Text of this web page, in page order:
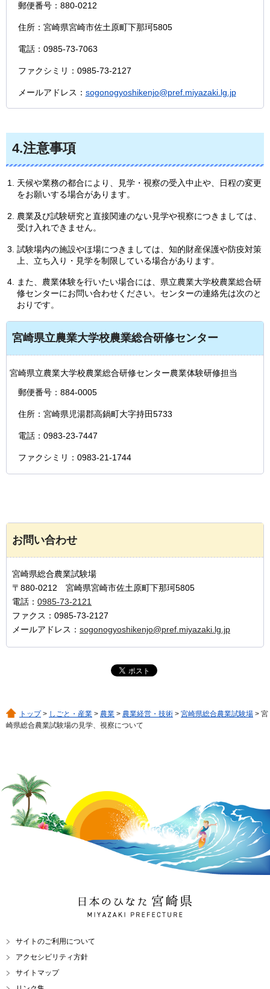
郵便番号：880-0212
住所：宮崎県宮崎市佐土原町下那珂5805
電話：0985-73-7063
ファクシミリ：0985-73-2127
メールアドレス： sogonogyoshikenjo@pref.miyazaki.lg.jp
4.注意事項
天候や業務の都合により、見学・視察の受入中止や、日程の変更
をお願いする場合があります。
農業及び試験研究と直接関連のない見学や視察につきましては、
受け入れできません。
試験場内の施設やほ場につきましては、知的財産保護や防疫対策
上、立ち入り・見学を制限している場合があります。
また、農業体験を行いたい場合には、県立農業大学校農業総合研
修センターにお問い合わせください。センターの連絡先は次のと
おりです。
宮崎県立農業大学校農業総合研修センター
宮崎県立農業大学校農業総合研修センター農業体験研修担当
郵便番号：884-0005
住所：宮崎県児湯郡高鍋町大字持田5733
電話：0983-23-7447
ファクシミリ：0983-21-1744
お問い合わせ
宮崎県総合農業試験場
〒880-0212 宮崎県宮崎市佐土原町下那珂5805
電話： 0985-73-2121
ファクス：0985-73-2127
メールアドレス： sogonogyoshikenjo@pref.miyazaki.lg.jp
トップ> しごと・産業 > 農業 > 農業経営・技術 > 宮崎県総合農業試験場 > 宮
崎県総合農業試験場の見学、視察について
日本のひなた 宮崎県
MIYAZAKI PREFECTURE
サイトのご利用について
アクセシビリティ方針
サイトマップ